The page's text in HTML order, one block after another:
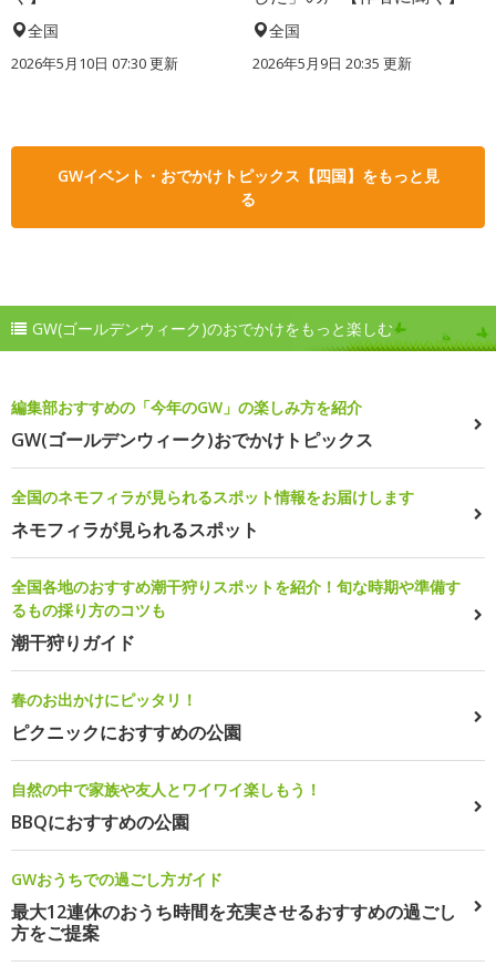
全国
2026年5月10日 07:30 更新
全国
2026年5月9日 20:35 更新
GWイベント・おでかけトピックス【四国】をもっと見
る
GW(ゴールデンウィーク)のおでかけをもっと楽しむ
編集部おすすめの「今年のGW」の楽しみ方を紹介
GW(ゴールデンウィーク)おでかけトピックス
全国のネモフィラが見られるスポット情報をお届けします
ネモフィラが見られるスポット
全国各地のおすすめ潮干狩りスポットを紹介！旬な時期や準備す
るもの採り方のコツも
潮干狩りガイド
春のお出かけにピッタリ！
ピクニックにおすすめの公園
自然の中で家族や友人とワイワイ楽しもう！
BBQにおすすめの公園
GWおうちでの過ごし方ガイド
最大12連休のおうち時間を充実させるおすすめの過ごし
方をご提案